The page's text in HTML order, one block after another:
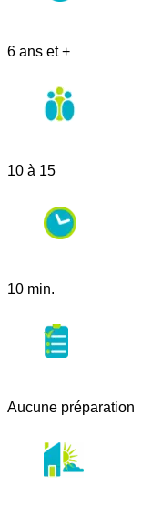
6 ans et +
10 à 15
10 min.
Aucune préparation